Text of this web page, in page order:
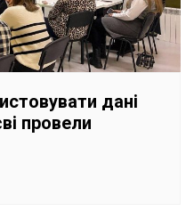
дані
провели